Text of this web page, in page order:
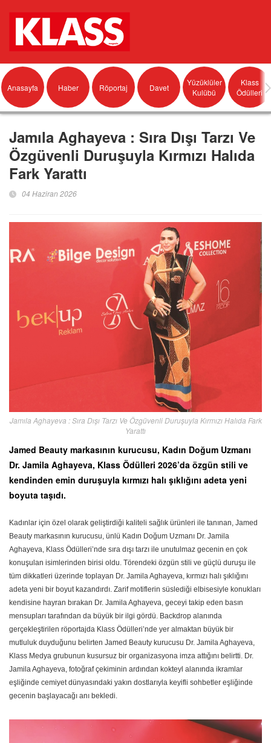
Anasayfa Haber Röportaj Davet
Yüzüklüler
Kulübü
Klass
Ödülleri
Jamıla Aghayeva : Sıra Dışı Tarzı Ve
Özgüvenli Duruşuyla Kırmızı Halıda
Fark Yarattı
04 Haziran 2026
Jamıla Aghayeva : Sıra Dışı Tarzı Ve Özgüvenli Duruşuyla Kırmızı Halıda Fark
Yarattı
Jamed Beauty markasının kurucusu, Kadın Doğum Uzmanı
Dr. Jamila Aghayeva, Klass Ödülleri 2026’da özgün stili ve
kendinden emin duruşuyla kırmızı halı şıklığını adeta yeni
boyuta taşıdı.
Kadınlar için özel olarak geliştirdiği kaliteli sağlık ürünleri ile tanınan, Jamed
Beauty markasının kurucusu, ünlü Kadın Doğum Uzmanı Dr. Jamila
Aghayeva, Klass Ödülleri’nde sıra dışı tarzı ile unutulmaz gecenin en çok
konuşulan isimlerinden birisi oldu. Törendeki özgün stili ve güçlü duruşu ile
tüm dikkatleri üzerinde toplayan Dr. Jamila Aghayeva, kırmızı halı şıklığını
adeta yeni bir boyut kazandırdı. Zarif motiflerin süslediği elbisesiyle konukları
kendisine hayran bırakan Dr. Jamila Aghayeva, geceyi takip eden basın
mensupları tarafından da büyük bir ilgi gördü. Backdrop alanında
gerçekleştirilen röportajda Klass Ödülleri’nde yer almaktan büyük bir
mutluluk duyduğunu belirten Jamed Beauty kurucusu Dr. Jamila Aghayeva,
Klass Medya grubunun kusursuz bir organizasyona imza attığını belirtti. Dr.
Jamila Aghayeva, fotoğraf çekiminin ardından kokteyl alanında ikramlar
eşliğinde cemiyet dünyasındaki yakın dostlarıyla keyifli sohbetler eşliğinde
gecenin başlayacağı anı bekledi.